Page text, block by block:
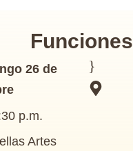
Funciones
26 de
p.m.
Artes